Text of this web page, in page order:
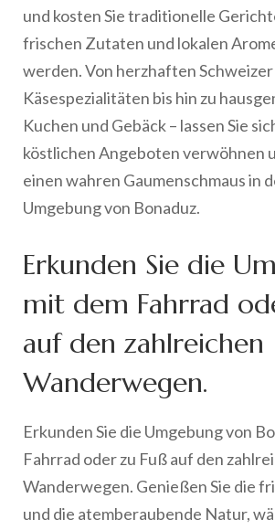
und kosten Sie traditionelle
frischen Zutaten und lokalen
werden. Von herzhaften Schweizer
Käsespezialitäten bis hin zu
Kuchen und Gebäck – lassen Sie
köstlichen Angeboten verwöhnen
einen wahren Gaumenschmaus in
Umgebung von Bonaduz.
Erkunden Sie die
mit dem Fahrrad
auf den zahlreichen
Wanderwegen.
Erkunden Sie die Umgebung von
Fahrrad oder zu Fuß auf den
Wanderwegen. Genießen Sie die
und die atemberaubende Natur,